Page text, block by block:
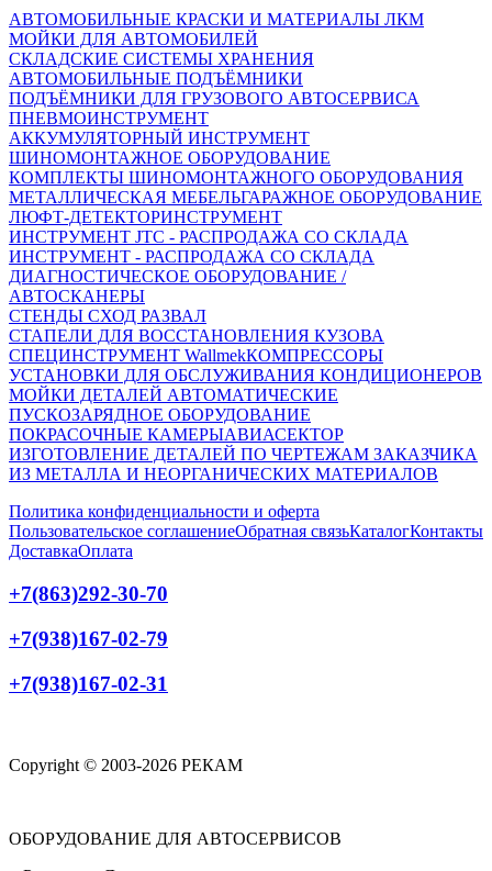
АВТОМОБИЛЬНЫЕ КРАСКИ И МАТЕРИАЛЫ ЛКМ
МОЙКИ ДЛЯ АВТОМОБИЛЕЙ
СКЛАДСКИЕ СИСТЕМЫ ХРАНЕНИЯ
АВТОМОБИЛЬНЫЕ ПОДЪЁМНИКИ
ПОДЪЁМНИКИ ДЛЯ ГРУЗОВОГО АВТОСЕРВИСА
ПНЕВМОИНСТРУМЕНТ
АККУМУЛЯТОРНЫЙ ИНСТРУМЕНТ
ШИНОМОНТАЖНОЕ ОБОРУДОВАНИЕ
КОМПЛЕКТЫ ШИНОМОНТАЖНОГО ОБОРУДОВАНИЯ
МЕТАЛЛИЧЕСКАЯ МЕБЕЛЬГАРАЖНОЕ ОБОРУДОВАНИЕ
ЛЮФТ-ДЕТЕКТОРИНСТРУМЕНТ
ИНСТРУМЕНТ JTC - РАСПРОДАЖА СО СКЛАДА
ИНСТРУМЕНТ - РАСПРОДАЖА СО СКЛАДА
ДИАГНОСТИЧЕСКОЕ ОБОРУДОВАНИЕ /
АВТОСКАНЕРЫ
СТЕНДЫ СХОД РАЗВАЛ
СТАПЕЛИ ДЛЯ ВОССТАНОВЛЕНИЯ КУЗОВА
СПЕЦИНСТРУМЕНТ WallmekКОМПРЕССОРЫ
УСТАНОВКИ ДЛЯ ОБСЛУЖИВАНИЯ КОНДИЦИОНЕРОВ
МОЙКИ ДЕТАЛЕЙ АВТОМАТИЧЕСКИЕ
ПУСКОЗАРЯДНОЕ ОБОРУДОВАНИЕ
ПОКРАСОЧНЫЕ КАМЕРЫАВИАСЕКТОР
ИЗГОТОВЛЕНИЕ ДЕТАЛЕЙ ПО ЧЕРТЕЖАМ ЗАКАЗЧИКА
ИЗ МЕТАЛЛА И НЕОРГАНИЧЕСКИХ МАТЕРИАЛОВ
Политика конфиденциальности и оферта
Пользовательское соглашениеОбратная связьКаталогКонтакты
ДоставкаОплата
+7(863)292-30-70
+7(938)167-02-79
+7(938)167-02-31
Copyright © 2003-2026 РЕКАМ
ОБОРУДОВАНИЕ ДЛЯ АВТОСЕРВИСОВ